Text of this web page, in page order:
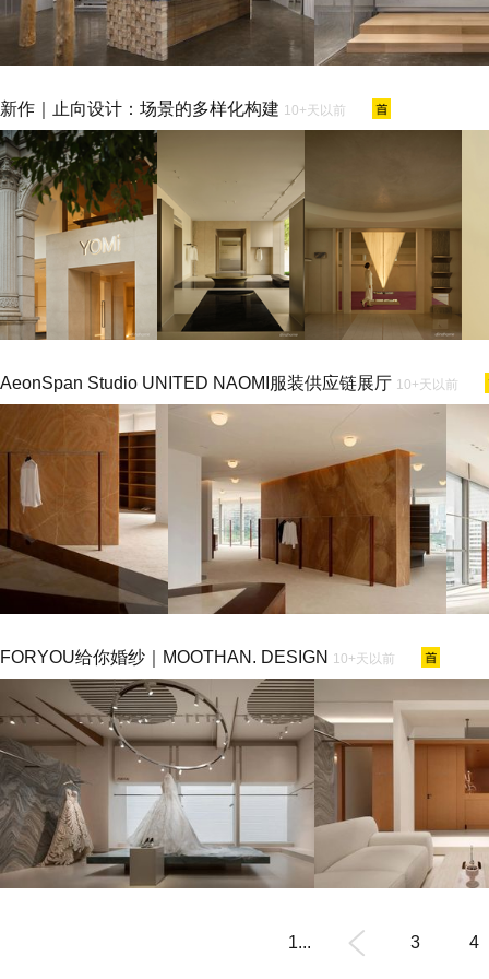
新作｜止向设计：场景的多样化构建 10+天以前
AeonSpan Studio UNITED NAOMI服装供应链展厅 10+天以前
FORYOU给你婚纱｜MOOTHAN. DESIGN 10+天以前
1... 3 4